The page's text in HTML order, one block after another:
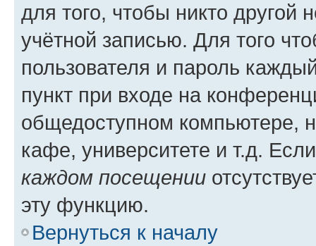
для того, чтобы никто другой
учётной записью. Для того
пользователя и пароль
пункт при входе на
общедоступном компьютере,
кафе, университете и т.д.
каждом посещении
эту функцию.
Вернуться к началу